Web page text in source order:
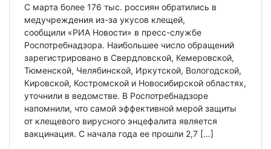
С марта более 176 тыс. россиян обратились в
медучреждения из-за укусов клещей,
сообщили «РИА Новости» в пресс-службе
Роспотребнадзора. Наибольшее число обращений
зарегистрировано в Свердловской, Кемеровской,
Тюменской, Челябинской, Иркутской, Вологодской,
Кировской, Костромской и Новосибирской областях,
уточнили в ведомстве. В Роспотребнадзоре
напомнили, что самой эффективной мерой защиты
от клещевого вирусного энцефалита является
вакцинация. С начала года ее прошли 2,7 […]